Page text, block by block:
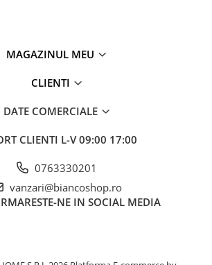
MAGAZINUL MEU
CLIENTI
DATE COMERCIALE
CLIENTI L-V 09:00 17:00
0763330201
vanzari@biancoshop.ro
NE IN SOCIAL MEDIA